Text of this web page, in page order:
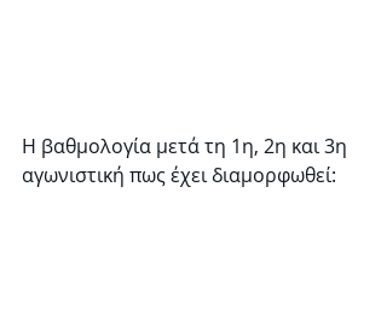
Η βαθμολογία μετά τη 1η, 2η και 3η
αγωνιστική πως έχει διαμορφωθεί: